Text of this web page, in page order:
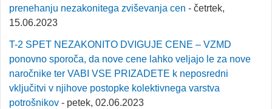
prenehanju nezakonitega zviševanja cen - četrtek,
15.06.2023
T-2 SPET NEZAKONITO DVIGUJE CENE – VZMD
ponovno sporoča, da nove cene lahko veljajo le za nove
naročnike ter VABI VSE PRIZADETE k neposredni
vključitvi v njihove postopke kolektivnega varstva
potrošnikov - petek, 02.06.2023